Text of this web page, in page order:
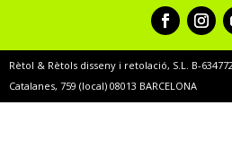
Rètol & Rètols disseny i retolació, S.L. B-
Catalanes, 759 (local) 08013 BARCELONA